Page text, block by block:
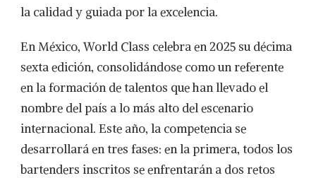
la calidad y guiada por la excelencia.
En México, World Class celebra en 2025 su décima
sexta edición, consolidándose como un referente
en la formación de talentos que han llevado el
nombre del país a lo más alto del escenario
internacional. Este año, la competencia se
desarrollará en tres fases: en la primera, todos los
bartenders inscritos se enfrentarán a dos retos